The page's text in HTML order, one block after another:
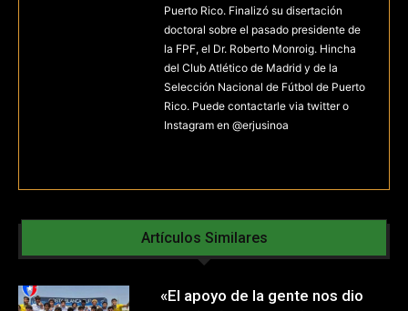
Puerto Rico. Finalizó su disertación
doctoral sobre el pasado presidente de
la FPF, el Dr. Roberto Monroig. Hincha
del Club Atlético de Madrid y de la
Selección Nacional de Fútbol de Puerto
Rico. Puede contactarle via twitter o
Instagram en @erjusinoa
Artículos Similares
«El apoyo de la gente nos dio